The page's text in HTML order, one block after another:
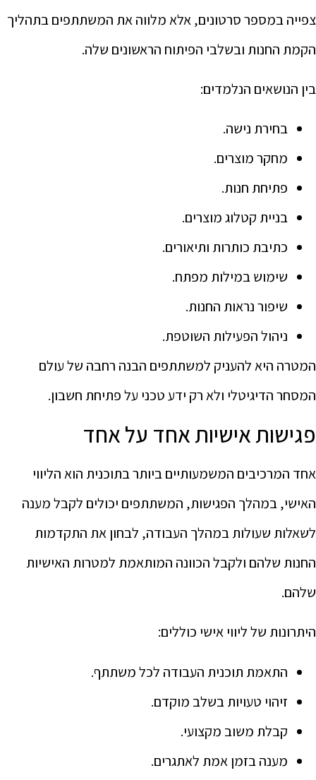
צפייה במספר סרטונים, אלא מלווה את המשתתפים בתהליך
הקמת החנות ובשלבי הפיתוח הראשונים שלה.
בין הנושאים הנלמדים:
בחירת נישה.
מחקר מוצרים.
פתיחת חנות.
בניית קטלוג מוצרים.
כתיבת כותרות ותיאורים.
שימוש במילות מפתח.
שיפור נראות החנות.
ניהול הפעילות השוטפת.
המטרה היא להעניק למשתתפים הבנה רחבה של עולם
המסחר הדיגיטלי ולא רק ידע טכני על פתיחת חשבון.
פגישות אישיות אחד על אחד
אחד המרכיבים המשמעותיים ביותר בתוכנית הוא הליווי
האישי, במהלך הפגישות, המשתתפים יכולים לקבל מענה
לשאלות שעולות במהלך העבודה, לבחון את התקדמות
החנות שלהם ולקבל הכוונה המותאמת למטרות האישיות
שלהם.
היתרונות של ליווי אישי כוללים:
התאמת תוכנית העבודה לכל משתתף.
זיהוי טעויות בשלב מוקדם.
קבלת משוב מקצועי.
מענה בזמן אמת לאתגרים.